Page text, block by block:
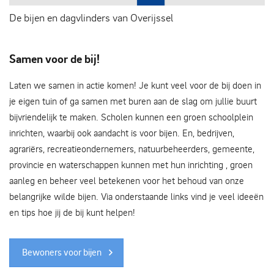
De bijen en dagvlinders van Overijssel
Samen voor de bij!
Laten we samen in actie komen! Je kunt veel voor de bij doen in
je eigen tuin of ga samen met buren aan de slag om jullie buurt
bijvriendelijk te maken. Scholen kunnen een groen schoolplein
inrichten, waarbij ook aandacht is voor bijen. En, bedrijven,
agrariërs, recreatieondernemers, natuurbeheerders, gemeente,
provincie en waterschappen kunnen met hun inrichting , groen
aanleg en beheer veel betekenen voor het behoud van onze
belangrijke wilde bijen. Via onderstaande links vind je veel ideeën
en tips hoe jij de bij kunt helpen!
Bewoners voor bijen